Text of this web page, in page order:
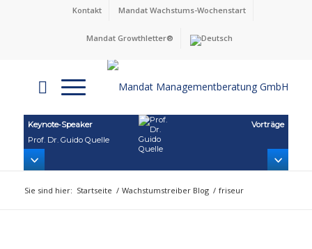
Kontakt Mandat Wachstums-Wochenstart
Mandat Growthletter®
Keynote‑Speaker
Prof. Dr. Guido Quelle
Vorträge
Sie sind hier: Startseite / Wachstumstreiber Blog / friseur